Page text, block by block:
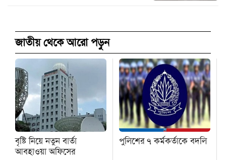
জাতীয় থেকে আরো পড়ুন
বৃষ্টি নিয়ে নতুন বার্তা
আবহাওয়া অফিসের
পুলিশের ৭ কর্মকর্তাকে বদলি